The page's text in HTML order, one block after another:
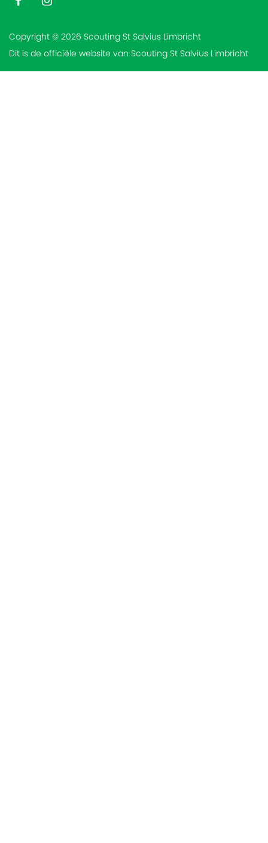
Copyright © 2026 Scouting St Salvius Limbricht
Dit is de officiële website van Scouting St Salvius Limbricht